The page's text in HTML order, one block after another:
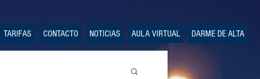
TARIFAS CONTACTO NOTICIAS AULA VIRTUAL DARME DE ALTA